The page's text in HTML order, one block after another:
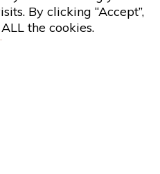
By clicking “Accept”,
the cookies.